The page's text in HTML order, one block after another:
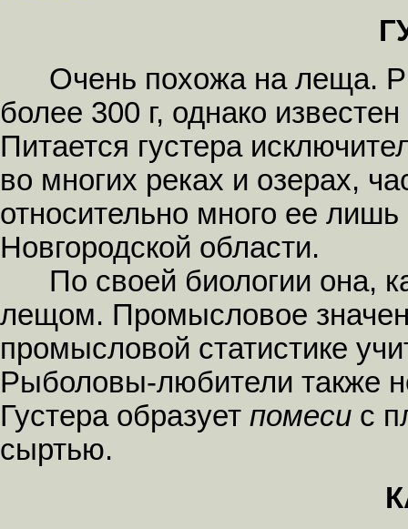
Очень похожа на леща.
более 300 г, однако
Питается густера
во многих реках и озерах,
относительно много ее
Новгородской области.
По своей биологии она,
лещом. Промысловое
промысловой статистике
Рыболовы-любители также
Густера образует помеси с
сыртью.